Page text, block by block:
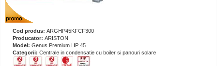
Cod produs: ARGHP45KFCF300
Producator: ARISTON
Model: Genus Premium HP 45
Categorii: Centrale in condensatie cu boiler si panouri solare